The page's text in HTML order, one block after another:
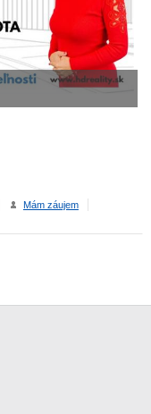
Mám záujem